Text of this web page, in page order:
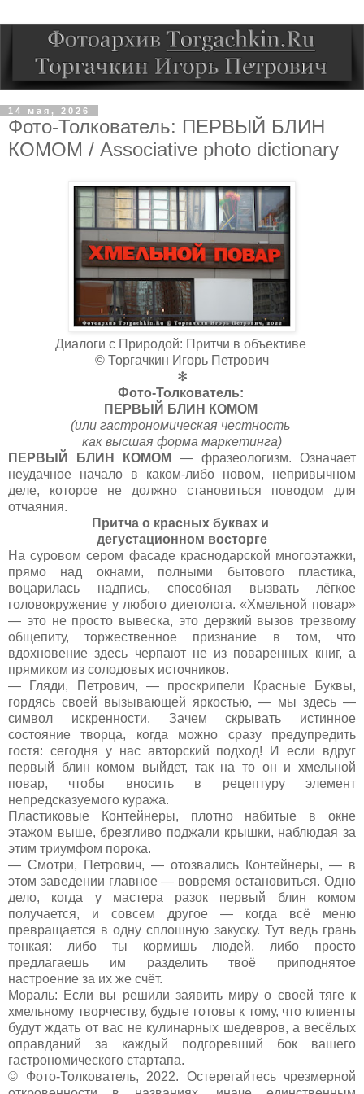
14 мая, 2026
Фото-Толкователь: ПЕРВЫЙ БЛИН
КОМОМ / Associative photo dictionary
Диалоги с Природой: Притчи в объективе
© Торгачкин Игорь Петрович
✻
Фото-Толкователь:
ПЕРВЫЙ БЛИН КОМОМ
(или гастрономическая честность
как высшая форма маркетинга)
ПЕРВЫЙ БЛИН КОМОМ
— фразеологизм. Означает
неудачное начало в каком-либо новом, непривычном
деле, которое не должно становиться поводом для
отчаяния.
Притча о красных буквах и
дегустационном восторге
На суровом сером фасаде краснодарской многоэтажки,
прямо над окнами, полными бытового пластика,
воцарилась надпись, способная вызвать лёгкое
головокружение у любого диетолога. «Хмельной повар»
— это не просто вывеска, это дерзкий вызов трезвому
общепиту, торжественное признание в том, что
вдохновение здесь черпают не из поваренных книг, а
прямиком из солодовых источников.
— Гляди, Петрович, — проскрипели Красные Буквы,
гордясь своей вызывающей яркостью, — мы здесь —
символ искренности. Зачем скрывать истинное
состояние творца, когда можно сразу предупредить
гостя: сегодня у нас авторский подход! И если вдруг
первый блин комом выйдет, так на то он и хмельной
повар, чтобы вносить в рецептуру элемент
непредсказуемого куража.
Пластиковые Контейнеры, плотно набитые в окне
этажом выше, брезгливо поджали крышки, наблюдая за
этим триумфом порока.
— Смотри, Петрович, — отозвались Контейнеры, — в
этом заведении главное — вовремя остановиться. Одно
дело, когда у мастера разок первый блин комом
получается, и совсем другое — когда всё меню
превращается в одну сплошную закуску. Тут ведь грань
тонкая: либо ты кормишь людей, либо просто
предлагаешь им разделить твоё приподнятое
настроение за их же счёт.
Мораль: Если вы решили заявить миру о своей тяге к
хмельному творчеству, будьте готовы к тому, что клиенты
будут ждать от вас не кулинарных шедевров, а весёлых
оправданий за каждый подгоревший бок вашего
гастрономического стартапа.
© Фото-Толкователь, 2022. Остерегайтесь чрезмерной